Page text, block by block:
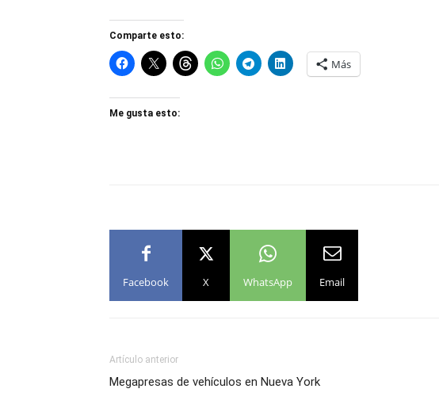
Comparte esto:
Más
Me gusta esto:
Facebook X WhatsApp Email
Artículo anterior
Megapresas de vehículos en Nueva York